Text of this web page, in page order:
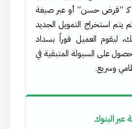
كـ “قرض حسن” أو عبر صيغة
يتم استخراج التمويل الجديد
ليقوم العميل فوراً بسداد
على السيولة المتبقية في
وسريع.